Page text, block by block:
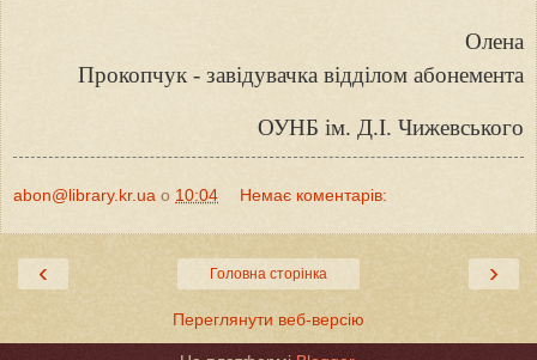
Олена
Прокопчук - завідувачка відділом абонемента
ОУНБ ім. Д.І. Чижевського
abon@library.kr.ua о 10:04 Немає коментарів:
‹ ›
Головна сторінка
Переглянути веб-версію